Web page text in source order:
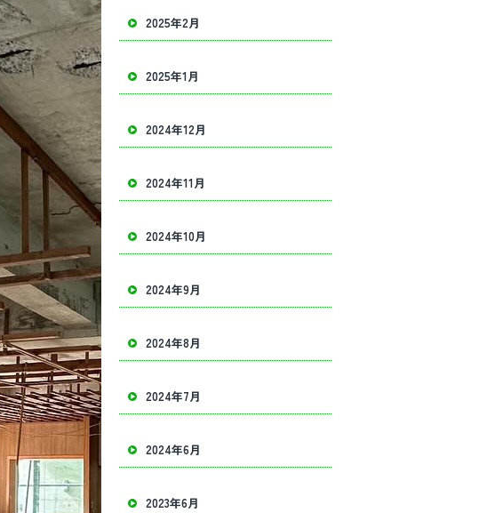
2025年2月
2025年1月
2024年12月
2024年11月
2024年10月
2024年9月
2024年8月
2024年7月
2024年6月
2023年6月